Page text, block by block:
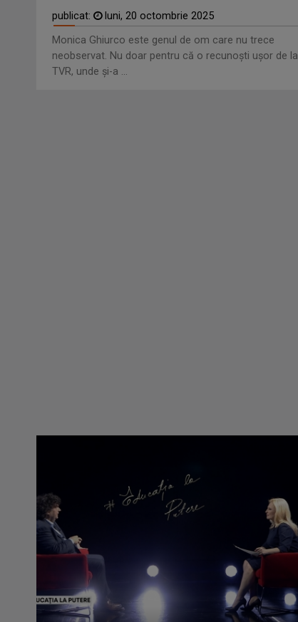
publicat:
luni, 20 octombrie 2025
Monica Ghiurco este genul de om care nu trece
neobservat. Nu doar pentru că o recunoști ușor de la
TVR, unde și-a ...